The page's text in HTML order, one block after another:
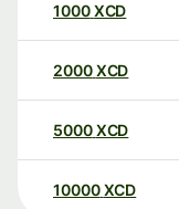
1000XCD
2000XCD
5000XCD
10000 XCD